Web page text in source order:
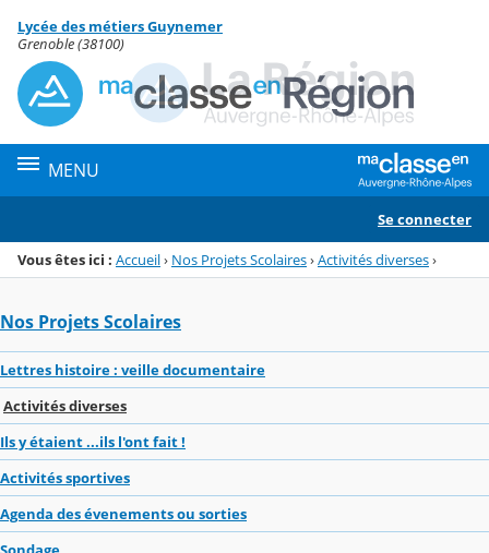
Menu de la rubrique
Contenu
Lycée des métiers Guynemer
Grenoble (38100)
MENU
Se connecter
Vous êtes ici : Accueil› Nos Projets Scolaires›Activités diverses›
Nos Projets Scolaires
Lettres histoire : veille documentaire
Activités diverses
Ils y étaient ...ils l'ont fait !
Activités sportives
Agenda des évenements ou sorties